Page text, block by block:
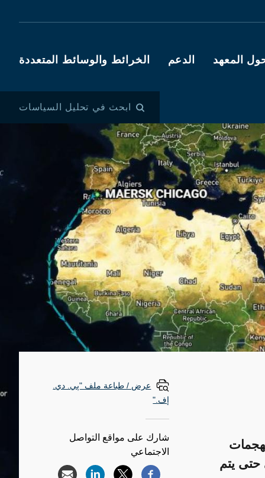
المعهد الدعم الخرائط والوسائط المتعددة
ابحث في تحليل السياسات
يتم
عرض / طباعة ملف "پي. دي.
إف."
شارك على مواقع التواصل
الاجتماعي